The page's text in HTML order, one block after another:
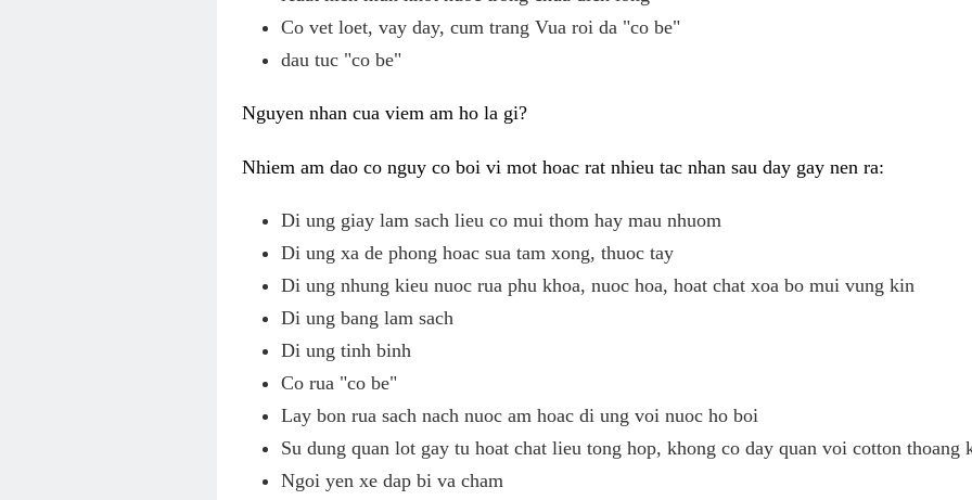
Co vet loet, vay day, cum trang Vua roi da "co be"
dau tuc "co be"
Nguyen nhan cua viem am ho la gi?
Nhiem am dao co nguy co boi vi mot hoac rat nhieu tac nhan sau day gay nen ra:
Di ung giay lam sach lieu co mui thom hay mau nhuom
Di ung xa de phong hoac sua tam xong, thuoc tay
Di ung nhung kieu nuoc rua phu khoa, nuoc hoa, hoat chat xoa bo mui vung kin
Di ung bang lam sach
Di ung tinh binh
Co rua "co be"
Lay bon rua sach nach nuoc am hoac di ung voi nuoc ho boi
Su dung quan lot gay tu hoat chat lieu tong hop, khong co day quan voi cotton thoang
Ngoi yen xe dap bi va cham